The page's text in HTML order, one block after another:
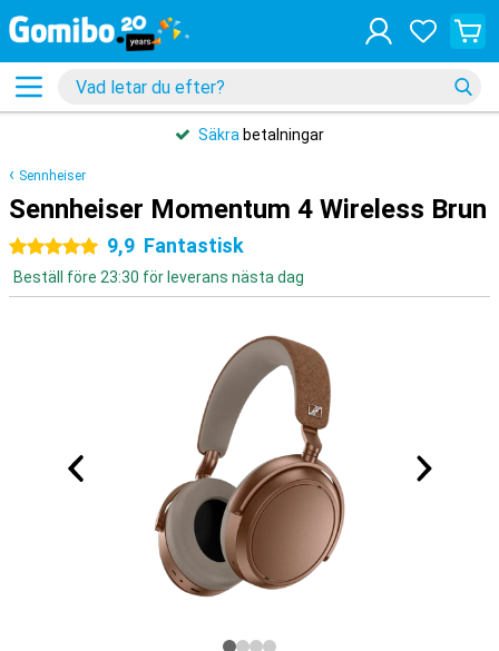
Säkra betalningar
Sennheiser
Sennheiser Momentum 4 Wireless Brun
5 stjärnor9,9 Fantastisk
Beställ före 23:30 för leverans nästa dag